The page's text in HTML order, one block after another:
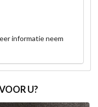
informatie neem
U?